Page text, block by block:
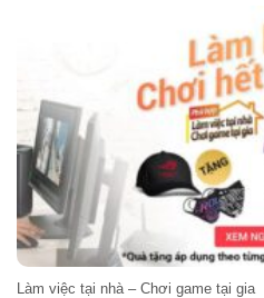
Làm việc tại nhà – Chơi game tại gia